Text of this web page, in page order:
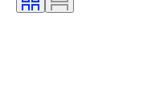
原件/副本